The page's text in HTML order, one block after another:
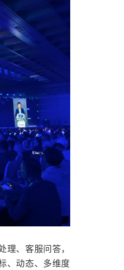
、客服问答，
、动态、多维度